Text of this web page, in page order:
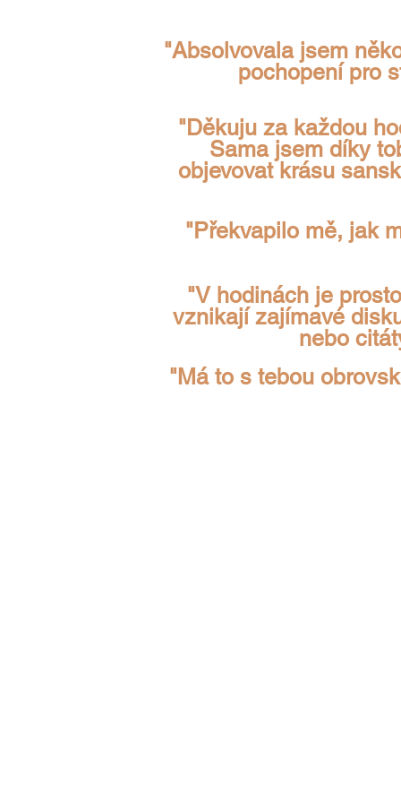
"Absolvovala jsem
pochopení pro
"Děkuju za každou
Sama jsem díky
objevovat krásu
"Překvapilo mě, jak
"V hodinách je
vznikají zajímavé
nebo
"Má to s tebou